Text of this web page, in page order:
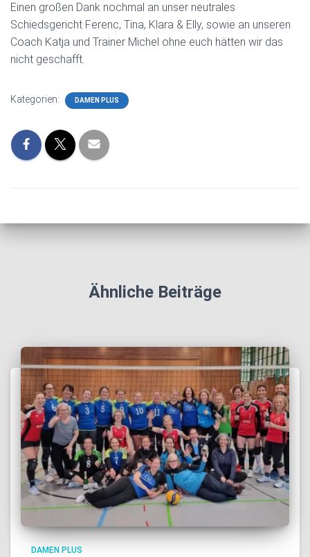
Einen großen Dank nochmal an unser neutrales
Schiedsgericht Ferenc, Tina, Klara & Elly, sowie an unseren
Coach Katja und Trainer Michel ohne euch hätten wir das
nicht geschafft.
Kategorien: DAMEN PLUS
Ähnliche Beiträge
DAMEN PLUS